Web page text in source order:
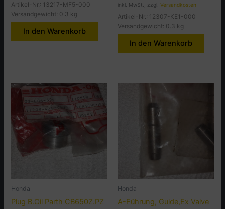
Artikel-Nr.: 13217-MF5-000
Versandgewicht: 0.3 kg
In den Warenkorb
inkl. MwSt., zzgl. Versandkosten
Artikel-Nr.: 12307-KE1-000
Versandgewicht: 0.3 kg
In den Warenkorb
Honda
Plug B.Oil Parth CB650Z.PZ
Honda
A-Führung, Guide,Ex Valve